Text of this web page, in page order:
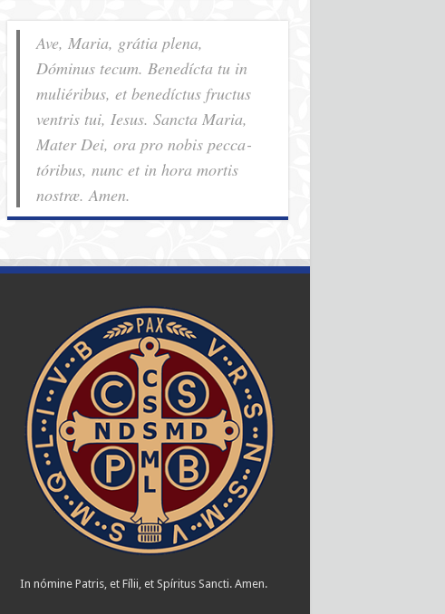
Ave, Maria, grátia plena,
Dóminus tecum. Benedícta tu in
muliéribus, et benedíctus fructus
ventris tui, Iesus. Sancta Maria,
Mater Dei, ora pro nobis pec­ca­
tóribus, nunc et in hora mortis
nostræ. Amen.
In nómine Patris, et Fílii, et Spíritus Sancti. Amen.